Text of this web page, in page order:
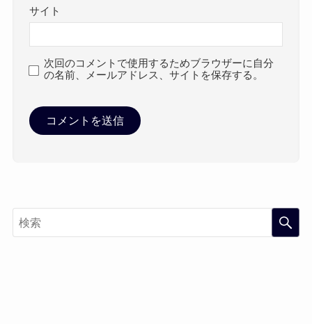
サイト
次回のコメントで使用するためブラウザーに自分
の名前、メールアドレス、サイトを保存する。